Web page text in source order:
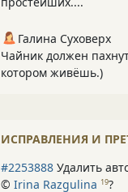
Галина Суховерх
Чайник должен
котором живёшь.)
ИСПРАВЛЕНИЯ И
#2253888 Удалить
© Irina Razgulina 19?